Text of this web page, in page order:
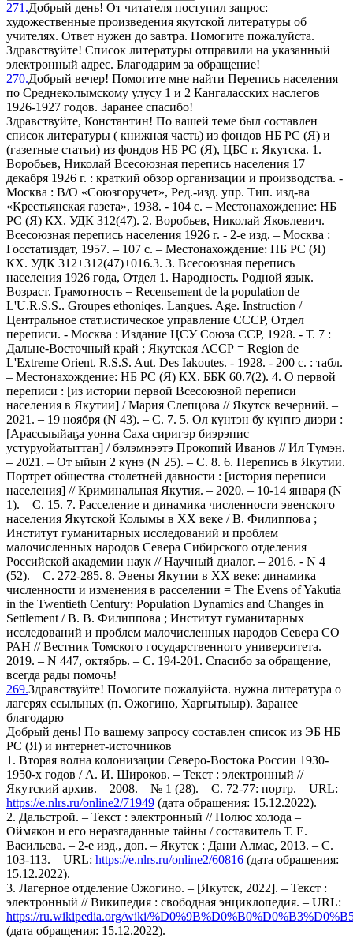
271.Добрый день! От читателя поступил запрос:
художественные произведения якутской литературы об
учителях. Ответ нужен до завтра. Помогите пожалуйста.
Здравствуйте! Список литературы отправили на указанный
электронный адрес. Благодарим за обращение!
270.Добрый вечер! Помогите мне найти Перепись населения
по Среднеколымскому улусу 1 и 2 Кангаласских наслегов
1926-1927 годов. Заранее спасибо!
Здравствуйте, Константин! По вашей теме был составлен
список литературы ( книжная часть) из фондов НБ РС (Я) и
(газетные статьи) из фондов НБ РС (Я), ЦБС г. Якутска. 1.
Воробьев, Николай Всесоюзная перепись населения 17
декабря 1926 г. : краткий обзор организации и производства. -
Москва : В/О «Союзгоручет», Ред.-изд. упр. Тип. изд-ва
«Крестьянская газета», 1938. - 104 с. – Местонахождение: НБ
РС (Я) КХ. УДК 312(47). 2. Воробьев, Николай Яковлевич.
Всесоюзная перепись населения 1926 г. - 2-е изд. – Москва :
Госстатиздат, 1957. – 107 с. – Местонахождение: НБ РС (Я)
КХ. УДК 312+312(47)+016.3. 3. Всесоюзная перепись
населения 1926 года, Отдел 1. Народность. Родной язык.
Возраст. Грамотность = Recensement de la population de
L'U.R.S.S.. Groupes ethoniqes. Langues. Age. Instruction /
Центральное стат.истическое управление СССР, Отдел
переписи. - Москва : Издание ЦСУ Союза ССР, 1928. - Т. 7 :
Дальне-Восточный край ; Якутская АССР = Region de
L'Extreme Orient. R.S.S. Aut. Des Iakoutes. - 1928. - 200 с. : табл.
– Местонахождение: НБ РС (Я) КХ. ББК 60.7(2). 4. О первой
переписи : [из истории первой Всесоюзной переписи
населения в Якутии] / Мария Слепцова // Якутск вечерний. –
2021. – 19 ноября (N 43). – С. 7. 5. Ол күнтэн бу күҥҥэ диэри :
[Арассыыйаҕа уонна Саха сиригэр биэрэпис
устуруойатыттан] / бэлэмнээтэ Прокопий Иванов // Ил Түмэн.
– 2021. – От ыйын 2 күнэ (N 25). – С. 8. 6. Перепись в Якутии.
Портрет общества столетней давности : [история переписи
населения] // Криминальная Якутия. – 2020. – 10-14 января (N
1). – С. 15. 7. Расселение и динамика численности эвенского
населения Якутской Колымы в ХХ веке / В. Филиппова ;
Институт гуманитарных исследований и проблем
малочисленных народов Севера Сибирского отделения
Российской академии наук // Научный диалог. – 2016. - N 4
(52). – С. 272-285. 8. Эвены Якутии в ХХ веке: динамика
численности и изменения в расселении = The Evens of Yakutia
in the Twentieth Century: Population Dynamics and Changes in
Settlement / В. В. Филиппова ; Институт гуманитарных
исследований и проблем малочисленных народов Севера СО
РАН // Вестник Томского государственного университета. –
2019. – N 447, октябрь. – С. 194-201. Спасибо за обращение,
всегда рады помочь!
269.Здравствуйте! Помогите пожалуйста. нужна литература о
лагерях ссыльных (п. Ожогино, Харгытыыр). Заранее
благодарю
Добрый день! По вашему запросу составлен список из ЭБ НБ
РС (Я) и интернет-источников
1. Вторая волна колонизации Северо-Востока России 1930-
1950-х годов / А. И. Широков. – Текст : электронный //
Якутский архив. – 2008. – № 1 (28). – С. 72-77: портр. – URL:
https://e.nlrs.ru/online2/71949 (дата обращения: 15.12.2022).
2. Дальстрой. – Текст : электронный // Полюс холода –
Оймякон и его неразгаданные тайны / составитель Т. Е.
Васильева. – 2-е изд., доп. – Якутск : Дани Алмас, 2013. – С.
103-113. – URL: https://e.nlrs.ru/online2/60816 (дата обращения:
15.12.2022).
3. Лагерное отделение Ожогино. – [Якутск, 2022]. – Текст :
электронный // Википедия : свободная энциклопедия. – URL:
https://ru.wikipedia.org/wiki/
(дата обращения: 15.12.2022).